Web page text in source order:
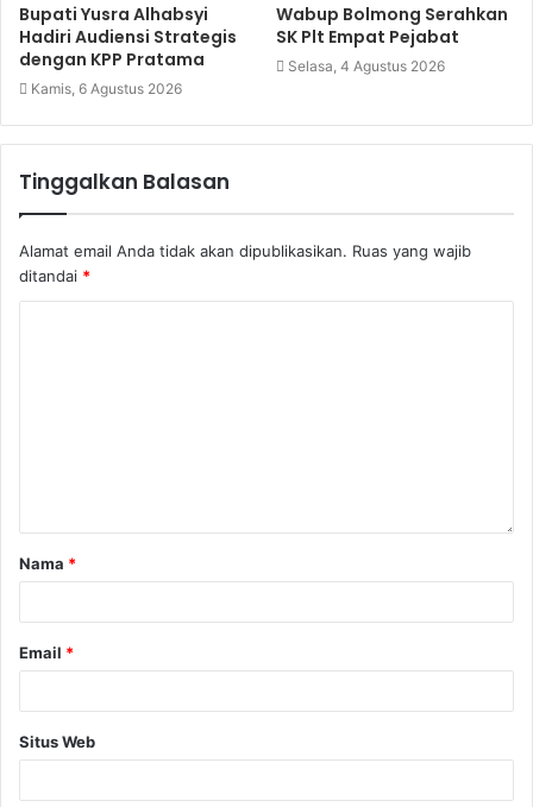
Bupati Yusra Alhabsyi
Hadiri Audiensi Strategis
dengan KPP Pratama
Kamis, 6 Agustus 2026
Wabup Bolmong Serahkan
SK Plt Empat Pejabat
Selasa, 4 Agustus 2026
Tinggalkan Balasan
Alamat email Anda tidak akan dipublikasikan. Ruas yang wajib
ditandai *
Nama *
Email *
Situs Web